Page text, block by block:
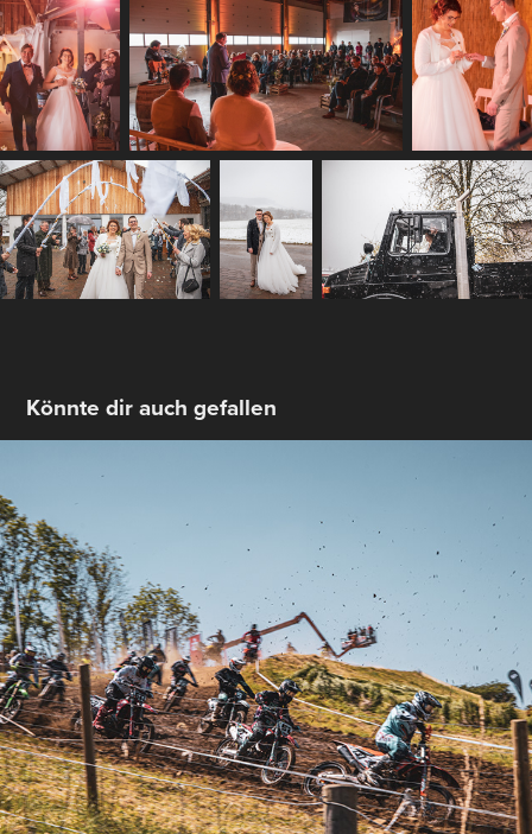
Könnte dir auch gefallen
2023
2023